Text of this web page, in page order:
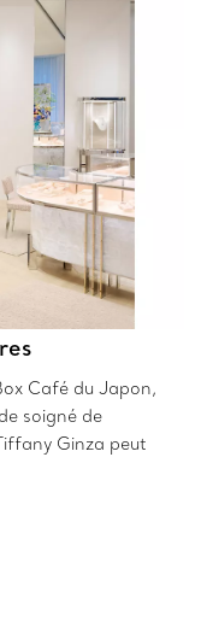
Café du Japon,
soigné de
Ginza peut